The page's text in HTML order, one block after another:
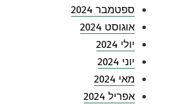
ספטמבר 2024
אוגוסט 2024
יולי 2024
יוני 2024
מאי 2024
אפריל 2024